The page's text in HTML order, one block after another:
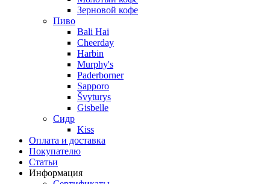
Зерновой кофе
Пиво
Bali Hai
Cheerday
Harbin
Murphy's
Paderborner
Sapporo
Švyturys
Gisbelle
Сидр
Kiss
Оплата и доставка
Покупателю
Статьи
Информация